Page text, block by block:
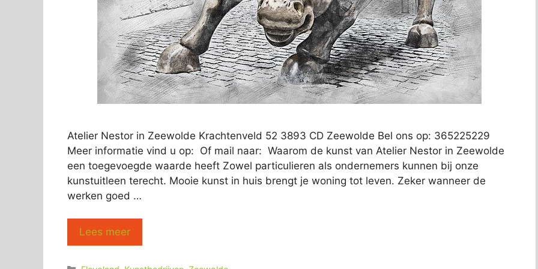
Atelier Nestor in Zeewolde Krachtenveld 52 3893 CD Zeewolde Bel ons op: 365225229
Meer informatie vind u op: Of mail naar: Waarom de kunst van Atelier Nestor in Zeewolde
een toegevoegde waarde heeft Zowel particulieren als ondernemers kunnen bij onze
kunstuitleen terecht. Mooie kunst in huis brengt je woning tot leven. Zeker wanneer de
werken goed …
Lees meer